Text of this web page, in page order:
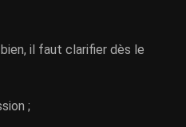
il faut clarifier dès le
;